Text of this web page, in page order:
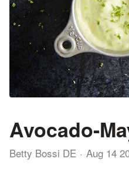
Avocado-
Betty Bossi DE Aug 14